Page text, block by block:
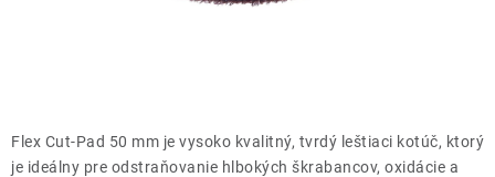
Flex Cut-Pad 50 mm je vysoko kvalitný, tvrdý leštiaci kotúč, ktorý
je ideálny pre odstraňovanie hlbokých škrabancov, oxidácie a